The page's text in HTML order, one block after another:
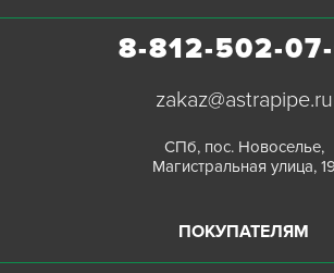
8-812-502-
zakaz@astrapipe.ru
СПб, пос. Новоселье,
Магистральная улица, 19
ПОКУПАТЕЛЯМ